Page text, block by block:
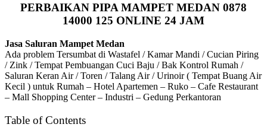
PERBAIKAN PIPA MAMPET MEDAN 0878
14000 125 ONLINE 24 JAM
Jasa Saluran Mampet Medan
Ada problem Tersumbat di Wastafel / Kamar Mandi / Cucian Piring
/ Zink / Tempat Pembuangan Cuci Baju / Bak Kontrol Rumah /
Saluran Keran Air / Toren / Talang Air / Urinoir ( Tempat Buang Air
Kecil ) untuk Rumah – Hotel Apartemen – Ruko – Cafe Restaurant
– Mall Shopping Center – Industri – Gedung Perkantoran
Table of Contents